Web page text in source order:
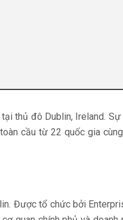
thủ đô Dublin, Ireland.
cầu từ 22 quốc gia
Được tổ chức bởi